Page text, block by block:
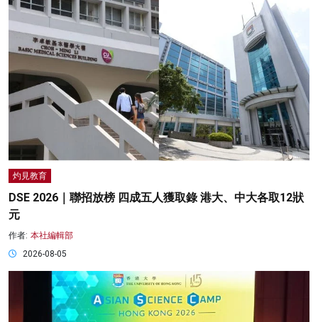
灼見教育
DSE 2026｜聯招放榜 四成五人獲取錄 港大、中大各取12狀
元
作者: 本社編輯部
2026-08-05